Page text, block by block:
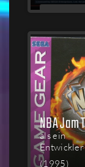
MEHR
als ein
Entwickler
(1995)